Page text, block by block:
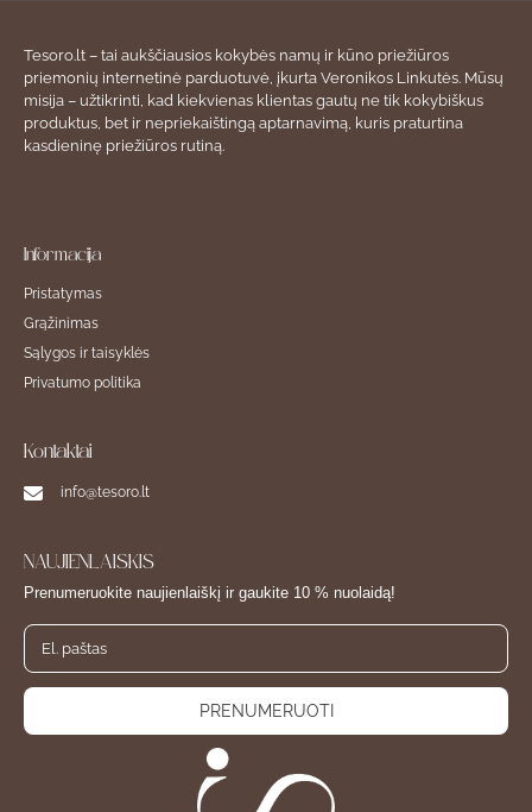
Tesoro.lt – tai aukščiausios kokybės namų ir kūno priežiūros
priemonių internetinė parduotuvė, įkurta Veronikos Linkutės. Mūsų
misija – užtikrinti, kad kiekvienas klientas gautų ne tik kokybiškus
produktus, bet ir nepriekaištingą aptarnavimą, kuris praturtina
kasdieninę priežiūros rutiną.
Informacija
Pristatymas
Grąžinimas
Sąlygos ir taisyklės
Privatumo politika
Kontaktai
info@tesoro.lt
NAUJIENLAIŠKIS
Prenumeruokite naujienlaiškį ir gaukite 10 % nuolaidą!
PRENUMERUOTI